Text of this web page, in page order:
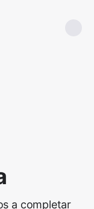
a completar